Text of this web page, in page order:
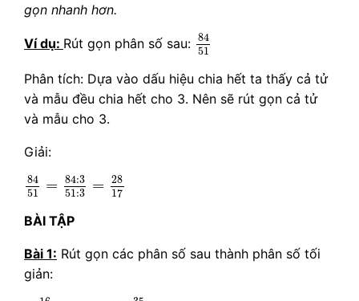
gọn nhanh hơn.
Ví dụ: Rút gọn phân số sau: 84
51
84
Phân tích: Dựa vào dấu hiệu chia hết ta thấy cả tử
và mẫu đều chia hết cho 3. Nên sẽ rút gọn cả tử
và mẫu cho 3.
Giải:
84
51
= 84:3
51:3 =
28
17
84 =84 51
BÀI TẬP
Bài 1: Rút gọn các phân số sau thành phân số tối
giản: